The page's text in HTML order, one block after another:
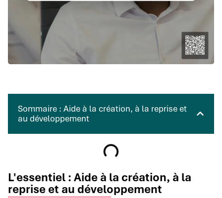
Sommaire : Aide à la création, à la reprise et
au développement
L'essentiel : Aide à la création, à la
reprise et au développement